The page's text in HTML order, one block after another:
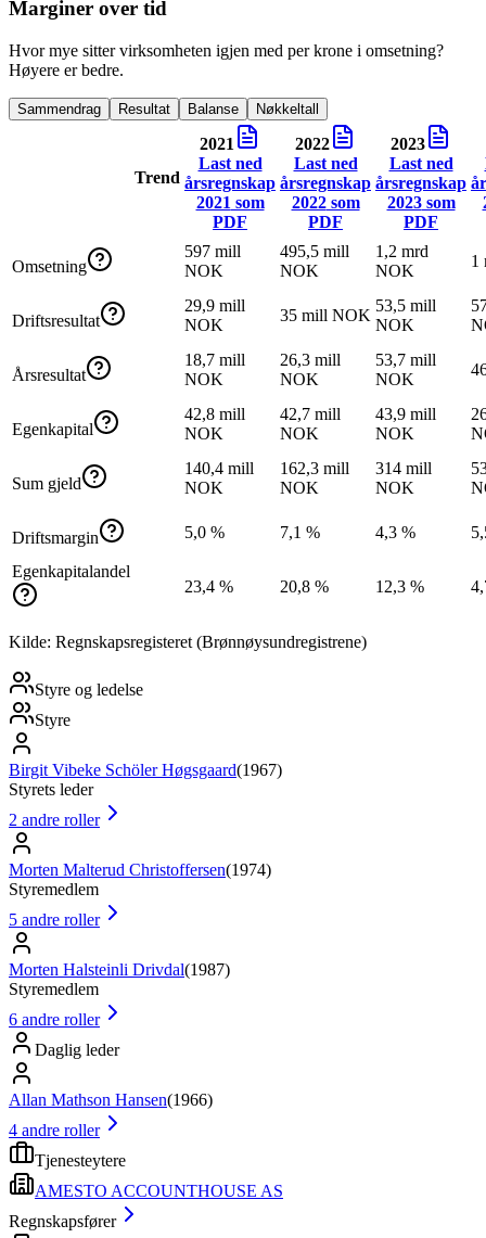
Marginer over tid
Hvor mye sitter virksomheten igjen med per krone i omsetning?
Høyere er bedre.
Sammendrag Resultat Balanse Nøkkeltall
Trend
2021
Last ned
årsregnskap
2021 som
PDF
2022
Last ned
årsregnskap
2022som
PDF
2023
Last ned
årsregnskap
2023som
PDF
Omsetning
597 mill
NOK
495,5 mill
NOK
1,2 mrd
NOK
1
Driftsresultat
29,9 mill
NOK
35 mill NOK
53,5 mill
NOK
Årsresultat
18,7 mill
NOK
26,3 mill
NOK
53,7 mill
NOK
Egenkapital
42,8 mill
NOK
42,7 mill
NOK
43,9 mill
NOK
Sum gjeld
140,4 mill
NOK
162,3 mill
NOK
314 mill
NOK
Driftsmargin 5,0 % 7,1 % 4,3 %
Egenkapitalandel
23,4 %
20,8 % 12,3 %
Kilde: Regnskapsregisteret (Brønnøysundregistrene)
Styre og ledelse
Styre
Birgit Vibeke Schöler Høgsgaard(1967)
Styrets leder
2 andre roller
Morten Malterud Christoffersen(1974)
Styremedlem
5 andre roller
Morten Halsteinli Drivdal(1987)
Styremedlem
6 andre roller
Daglig leder
Allan Mathson Hansen(1966)
4 andre roller
Tjenesteytere
AMESTO ACCOUNTHOUSE AS
Regnskapsfører